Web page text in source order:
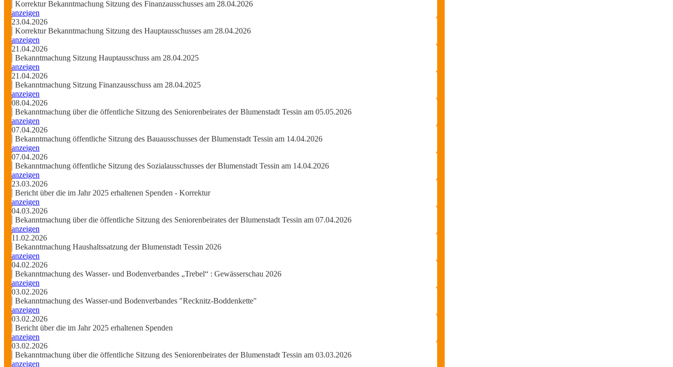
Korrektur Bekanntmachung Sitzung des Finanzausschusses am 28.04.2026
anzeigen
23.04.2026
Korrektur Bekanntmachung Sitzung des Hauptausschusses am 28.04.2026
anzeigen
21.04.2026
Bekanntmachung Sitzung Hauptausschuss am 28.04.2025
anzeigen
21.04.2026
Bekanntmachung Sitzung Finanzausschuss am 28.04.2025
anzeigen
08.04.2026
Bekanntmachung über die öffentliche Sitzung des Seniorenbeirates der Blumenstadt Tessin am 05.05.2026
anzeigen
07.04.2026
Bekanntmachung öffentliche Sitzung des Bauausschusses der Blumenstadt Tessin am 14.04.2026
anzeigen
07.04.2026
Bekanntmachung öffentliche Sitzung des Sozialausschusses der Blumenstadt Tessin am 14.04.2026
anzeigen
23.03.2026
Bericht über die im Jahr 2025 erhaltenen Spenden - Korrektur
anzeigen
04.03.2026
Bekanntmachung über die öffentliche Sitzung des Seniorenbeirates der Blumenstadt Tessin am 07.04.2026
anzeigen
11.02.2026
Bekanntmachung Haushaltssatzung der Blumenstadt Tessin 2026
anzeigen
04.02.2026
Bekanntmachung des Wasser- und Bodenverbandes „Trebel“ : Gewässerschau 2026
anzeigen
03.02.2026
Bekanntmachung des Wasser-und Bodenverbandes "Recknitz-Boddenkette"
anzeigen
03.02.2026
Bericht über die im Jahr 2025 erhaltenen Spenden
anzeigen
03.02.2026
Bekanntmachung über die öffentliche Sitzung des Seniorenbeirates der Blumenstadt Tessin am 03.03.2026
anzeigen